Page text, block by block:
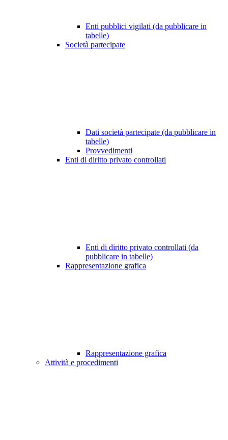
Enti pubblici vigilati (da pubblicare in
tabelle)
Società partecipate
Dati società partecipate (da pubblicare in
tabelle)
Provvedimenti
Enti di diritto privato controllati
Enti di diritto privato controllati (da
pubblicare in tabelle)
Rappresentazione grafica
Rappresentazione grafica
Attività e procedimenti